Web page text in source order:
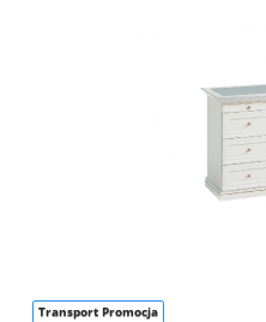
Transport Promocja